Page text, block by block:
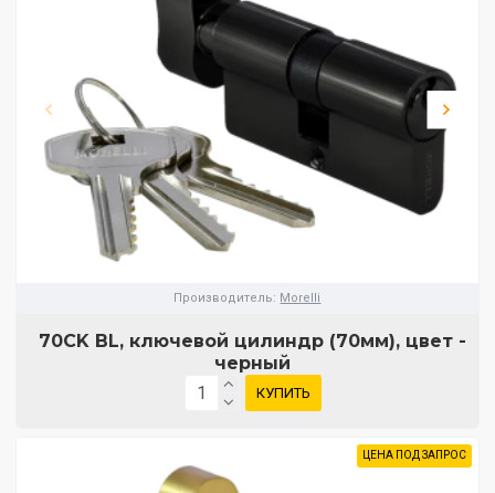
Производитель: Morelli
70CK BL, ключевой цилиндр (70мм), цвет -
черный
КУПИТЬ
ЦЕНА ПОД ЗАПРОС